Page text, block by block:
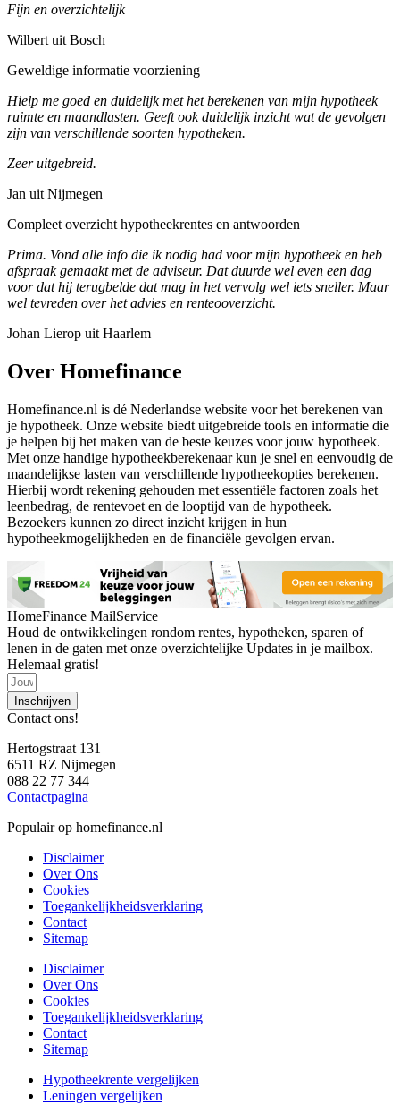
Fijn en overzichtelijk
Wilbert uit Bosch
Geweldige informatie voorziening
Hielp me goed en duidelijk met het berekenen van mijn hypotheek
ruimte en maandlasten. Geeft ook duidelijk inzicht wat de gevolgen
zijn van verschillende soorten hypotheken.
Zeer uitgebreid.
Jan uit Nijmegen
Compleet overzicht hypotheekrentes en antwoorden
Prima. Vond alle info die ik nodig had voor mijn hypotheek en heb
afspraak gemaakt met de adviseur. Dat duurde wel even een dag
voor dat hij terugbelde dat mag in het vervolg wel iets sneller. Maar
wel tevreden over het advies en renteooverzicht.
Johan Lierop uit Haarlem
Over Homefinance
Homefinance.nl is dé Nederlandse website voor het berekenen van
je hypotheek. Onze website biedt uitgebreide tools en informatie die
je helpen bij het maken van de beste keuzes voor jouw hypotheek.
Met onze handige hypotheekberekenaar kun je snel en eenvoudig de
maandelijkse lasten van verschillende hypotheekopties berekenen.
Hierbij wordt rekening gehouden met essentiële factoren zoals het
leenbedrag, de rentevoet en de looptijd van de hypotheek.
Bezoekers kunnen zo direct inzicht krijgen in hun
hypotheekmogelijkheden en de financiële gevolgen ervan.
HomeFinance MailService
Houd de ontwikkelingen rondom rentes, hypotheken, sparen of
lenen in de gaten met onze overzichtelijke Updates in je mailbox.
Helemaal gratis!
Inschrijven
Contact ons!
Hertogstraat 131
6511 RZ Nijmegen
088 22 77 344
Contactpagina
Populair op homefinance.nl
Disclaimer
Over Ons
Cookies
Toegankelijkheidsverklaring
Contact
Sitemap
Disclaimer
Over Ons
Cookies
Toegankelijkheidsverklaring
Contact
Sitemap
Hypotheekrente vergelijken
Leningen vergelijken